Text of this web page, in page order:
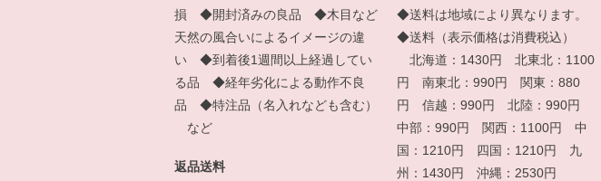
損 ◆開封済みの良品 ◆木目など
天然の風合いによるイメージの違
い ◆到着後1週間以上経過してい
る品 ◆経年劣化による動作不良
品 ◆特注品（名入れなども含む）
など
返品送料
◆送料は地域により異なります。
◆送料（表示価格は消費税込）
北海道：1430円 北東北：1100
円 南東北：990円 関東：880
円 信越：990円 北陸：990円
中部：990円 関西：1100円 中
国：1210円 四国：1210円 九
州：1430円 沖縄：2530円